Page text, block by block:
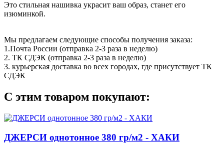
Это стильная нашивка украсит ваш образ, станет его
изюминкой.
Мы предлагаем следующие способы получения заказа:
1.Почта России (отправка 2-3 раза в неделю)
2. ТК СДЭК (отправка 2-3 раза в неделю)
3. курьерская доставка во всех городах, где присутствует ТК
СДЭК
С этим товаром покупают:
ДЖЕРСИ однотонное 380 гр/м2 - ХАКИ